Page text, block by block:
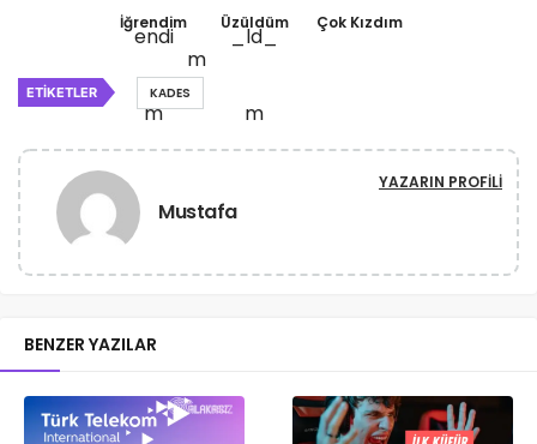
İğrendim Üzüldüm Çok Kızdım
ETIKETLER KADES
Mustafa
YAZARIN PROFILI
BENZER YAZILAR